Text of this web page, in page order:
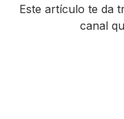
Este artículo te da
canal